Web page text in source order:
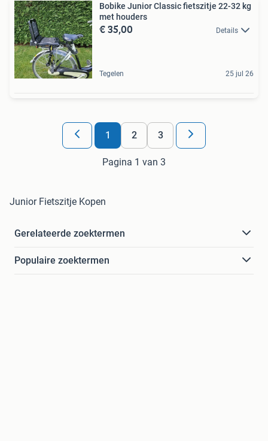
Bobike Junior Classic fietszitje 22-32 kg
met houders
€ 35,00 Details
Tegelen 25 jul 26
1 2 3
Pagina 1 van 3
Junior Fietszitje Kopen
Gerelateerde zoektermen
Populaire zoektermen